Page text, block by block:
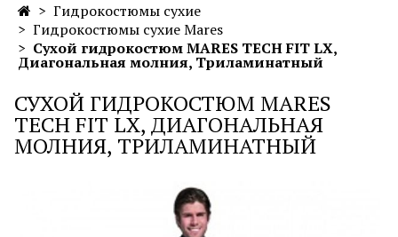
Гидрокостюмы сухие
Гидрокостюмы сухие Mares
Сухой гидрокостюм MARES TECH FIT LX,
Диагональная молния, Триламинатный
СУХОЙ ГИДРОКОСТЮМ MARES
TECH FIT LX, ДИАГОНАЛЬНАЯ
МОЛНИЯ, ТРИЛАМИНАТНЫЙ